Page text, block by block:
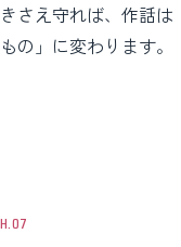
きさえ守れば、作話
もの」に変わります。